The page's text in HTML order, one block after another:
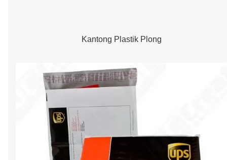
Kantong Plastik Plong